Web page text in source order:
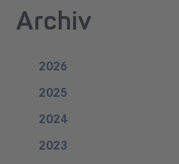
Archiv
2026
2025
2024
2023